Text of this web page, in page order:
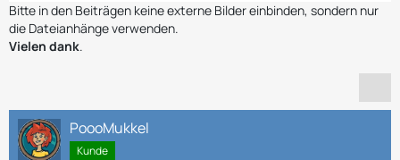
Bitte in den Beiträgen keine externe Bilder einbinden, sondern nur
die Dateianhänge verwenden.
Vielen dank.
PoooMukkel
Kunde